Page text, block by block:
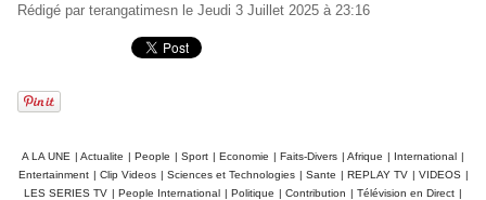
Rédigé par terangatimesn le Jeudi 3 Juillet 2025 à 23:16
A LA UNE | Actualite | People | Sport | Economie | Faits-Divers | Afrique | International |
Entertainment | Clip Videos | Sciences et Technologies | Sante | REPLAY TV | VIDEOS |
LES SERIES TV | People International | Politique | Contribution | Télévision en Direct |